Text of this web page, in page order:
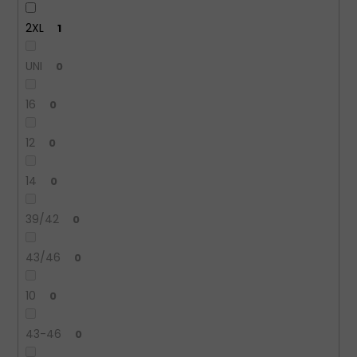
2XL 1
UNI 0
16 0
12 0
14 0
39/42 0
43/46 0
10 0
43-46 0